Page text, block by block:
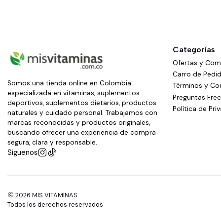
Somos una tienda online en Colombia
especializada en vitaminas, suplementos
deportivos, suplementos dietarios, productos
naturales y cuidado personal. Trabajamos con
marcas reconocidas y productos originales,
buscando ofrecer una experiencia de compra
segura, clara y responsable.
Síguenos
Categorías
Ofertas y
Carro de
Términos y
Preguntas
Política de
2026 MIS VITAMINAS.
Todos los derechos reservados